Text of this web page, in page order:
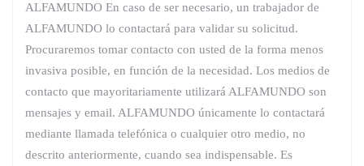
ALFAMUNDO En caso de ser necesario, un trabajador de
ALFAMUNDO lo contactará para validar su solicitud.
Procuraremos tomar contacto con usted de la forma menos
invasiva posible, en función de la necesidad. Los medios de
contacto que mayoritariamente utilizará ALFAMUNDO son
mensajes y email. ALFAMUNDO únicamente lo contactará
mediante llamada telefónica o cualquier otro medio, no
descrito anteriormente, cuando sea indispensable. Es